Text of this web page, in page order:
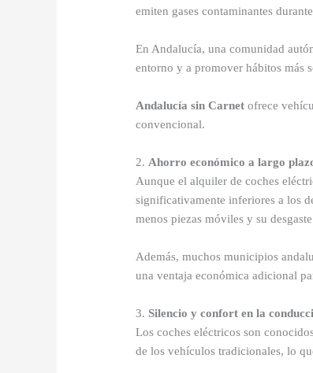
emiten gases contaminantes
En Andalucía, una comunidad
entorno y a promover hábitos más
Andalucía sin Carnet ofrece
convencional.
2. Ahorro económico a largo
Aunque el alquiler de coches
significativamente inferiores a los
menos piezas móviles y su
Además, muchos municipios
una ventaja económica adicional
3.Silencio y confort en la
Los coches eléctricos son
de los vehículos tradicionales, lo